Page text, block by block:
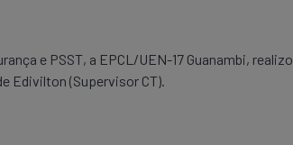
e PSST, a EPCL/UEN-17 Guanambi,
Edivilton (Supervisor CT).